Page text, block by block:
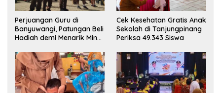
Perjuangan Guru di
Banyuwangi, Patungan Beli
Hadiah demi Menarik Minat
Cek Kesehatan Gratis Anak
Sekolah di Tanjungpinang
Periksa 49.343 Siswa